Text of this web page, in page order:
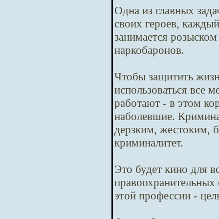
Одна из главных
своих героев,
занимается
наркобаронов.
Чтобы защитить
использоваться все
работают - в этом
наболевшие.
дерзким, жестоким,
криминалитет.
Это будет кино для
этой профессии -